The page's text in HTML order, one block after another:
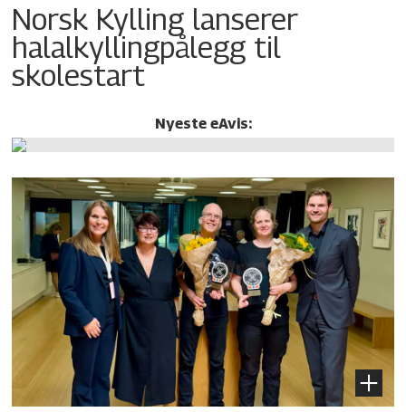
Norsk Kylling lanserer
halalkylling­pålegg til
skolestart
Nyeste eAvis: